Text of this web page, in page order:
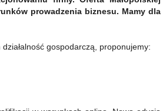
prowadzenia biznesu. Mamy dla
gospodarczą, proponujemy: